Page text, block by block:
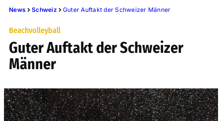
News Schweiz Guter Auftakt der Schweizer Männer
Beachvolleyball
Guter Auftakt der Schweizer
Männer